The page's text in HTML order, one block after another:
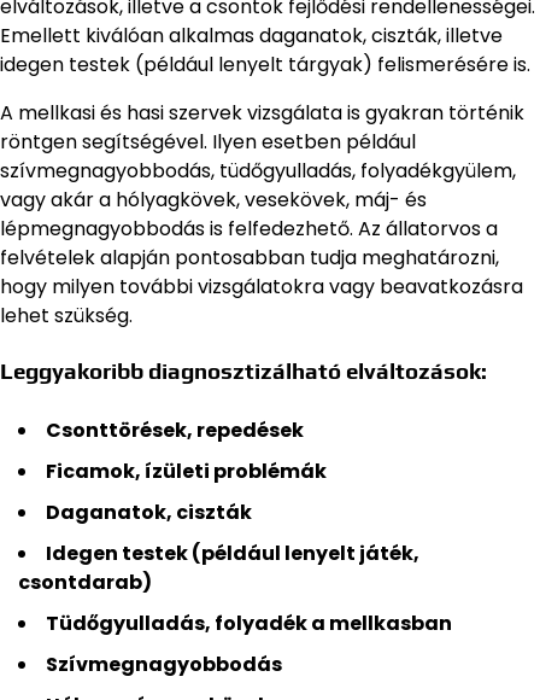
elváltozások, illetve a csontok fejlődési rendellenességei.
Emellett kiválóan alkalmas daganatok, ciszták, illetve
idegen testek (például lenyelt tárgyak) felismerésére is.
A mellkasi és hasi szervek vizsgálata is gyakran történik
röntgen segítségével. Ilyen esetben például
szívmegnagyobbodás, tüdőgyulladás, folyadékgyülem,
vagy akár a hólyagkövek, vesekövek, máj- és
lépmegnagyobbodás is felfedezhető. Az állatorvos a
felvételek alapján pontosabban tudja meghatározni,
hogy milyen további vizsgálatokra vagy beavatkozásra
lehet szükség.
Leggyakoribb diagnosztizálható elváltozások:
Csonttörések, repedések
Ficamok, ízületi problémák
Daganatok, ciszták
Idegen testek (például lenyelt játék,
csontdarab)
Tüdőgyulladás, folyadék a mellkasban
Szívmegnagyobbodás